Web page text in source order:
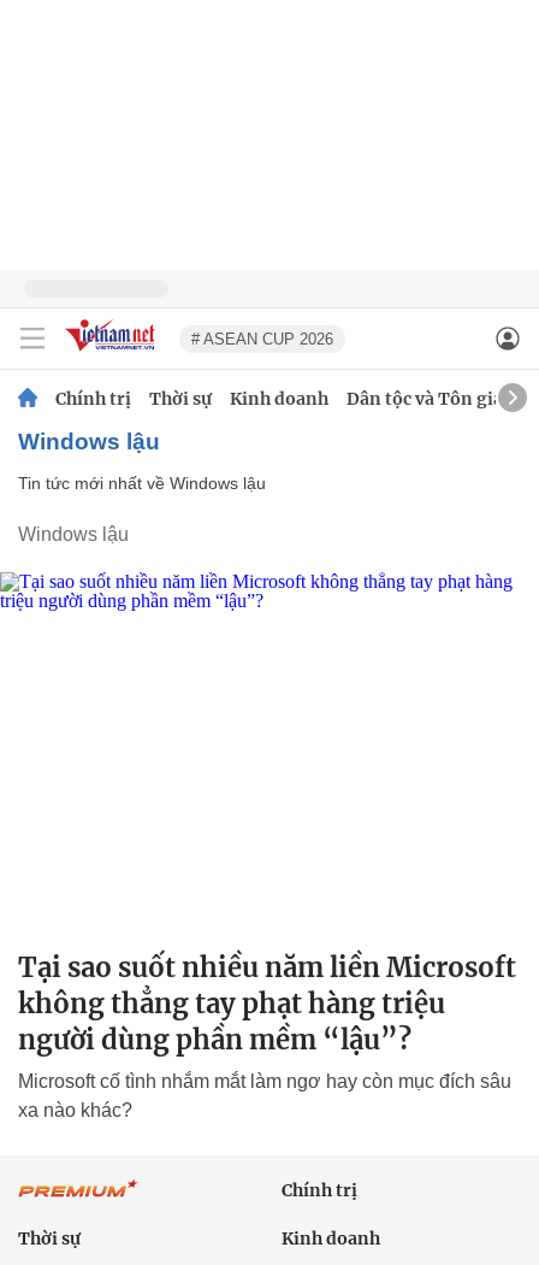
# ASEAN CUP 2026
Chính trị Thời sự Kinh doanh Dân tộc và Tôn giáo
Windows lậu
Tin tức mới nhất về Windows lậu
Windows lậu
Tại sao suốt nhiều năm liền Microsoft
không thẳng tay phạt hàng triệu
người dùng phần mềm “lậu”?
Microsoft cố tình nhắm mắt làm ngơ hay còn mục đích sâu
xa nào khác?
Chính trị
Thời sự Kinh doanh